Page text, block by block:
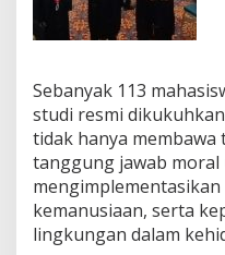
r
H
u
m
a
n
i
s
d
Sebanyak 113
studi resmi
tidak hanya
tanggung jawab
kemanusiaan, serta
lingkungan dalam